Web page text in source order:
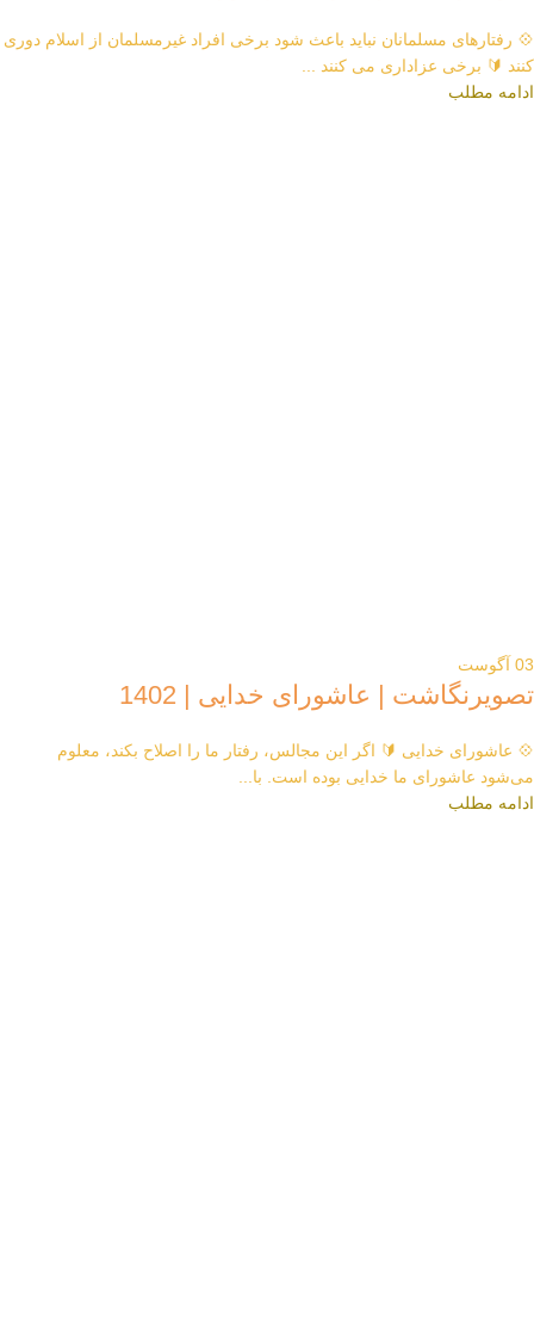
💠 رفتارهای مسلمانان نباید باعث شود برخی افراد غیرمسلمان از اسلام دوری
کنند 🔰 برخی عزاداری می کنند ...
ادامه مطلب
03 آگوست
تصویرنگاشت | عاشورای خدایی | 1402
💠 عاشورای خدایی 🔰 اگر این مجالس، رفتار ما را اصلاح بکند، معلوم
می‌شود عاشورای ما خدایی بوده است. با...
ادامه مطلب